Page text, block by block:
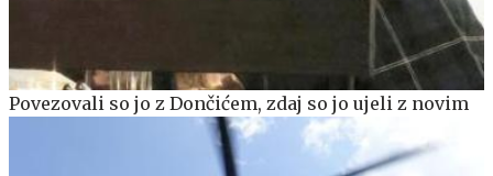
Povezovali so jo z Dončićem, zdaj so jo ujeli z novim